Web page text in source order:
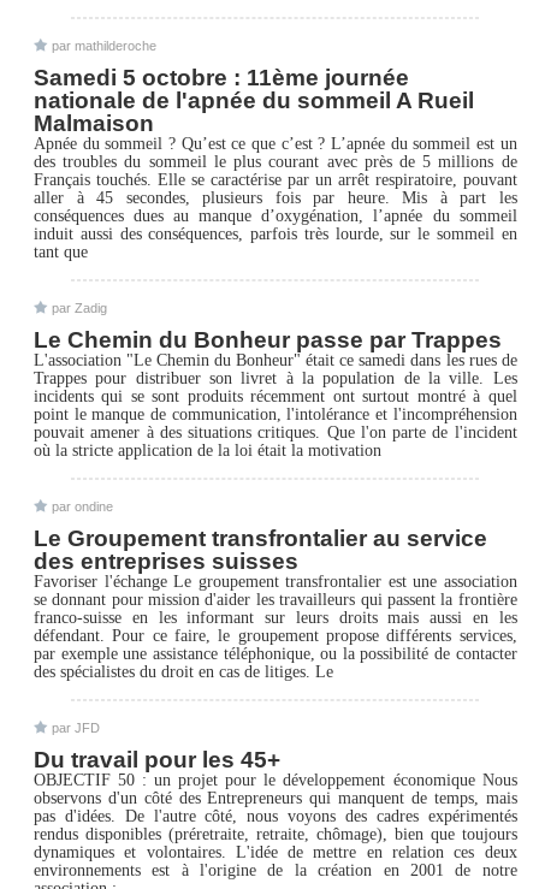
par mathilderoche
Samedi 5 octobre : 11ème journée
nationale de l'apnée du sommeil A Rueil
Malmaison
Apnée du sommeil ? Qu’est ce que c’est ? L’apnée du sommeil est un
des troubles du sommeil le plus courant avec près de 5 millions de
Français touchés. Elle se caractérise par un arrêt respiratoire, pouvant
aller à 45 secondes, plusieurs fois par heure. Mis à part les
conséquences dues au manque d’oxygénation, l’apnée du sommeil
induit aussi des conséquences, parfois très lourde, sur le sommeil en
tant que
par Zadig
Le Chemin du Bonheur passe par Trappes
L'association "Le Chemin du Bonheur" était ce samedi dans les rues de
Trappes pour distribuer son livret à la population de la ville. Les
incidents qui se sont produits récemment ont surtout montré à quel
point le manque de communication, l'intolérance et l'incompréhension
pouvait amener à des situations critiques. Que l'on parte de l'incident
où la stricte application de la loi était la motivation
par ondine
Le Groupement transfrontalier au service
des entreprises suisses
Favoriser l'échange Le groupement transfrontalier est une association
se donnant pour mission d'aider les travailleurs qui passent la frontière
franco-suisse en les informant sur leurs droits mais aussi en les
défendant. Pour ce faire, le groupement propose différents services,
par exemple une assistance téléphonique, ou la possibilité de contacter
des spécialistes du droit en cas de litiges. Le
par JFD
Du travail pour les 45+
OBJECTIF 50 : un projet pour le développement économique Nous
observons d'un côté des Entrepreneurs qui manquent de temps, mais
pas d'idées. De l'autre côté, nous voyons des cadres expérimentés
rendus disponibles (préretraite, retraite, chômage), bien que toujours
dynamiques et volontaires. L'idée de mettre en relation ces deux
environnements est à l'origine de la création en 2001 de notre